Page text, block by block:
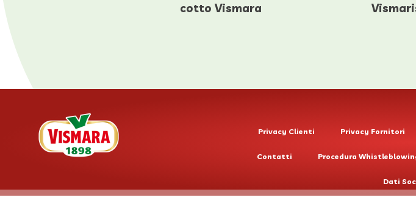
cotto Vismara
Privacy Clienti Privacy Fornitori
Contatti Procedura
Dati